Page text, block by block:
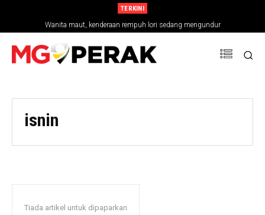
TERKINI
Wanita maut, kenderaan rempuh lori sedang mengundur
isnin
Tiada artikel untuk dipaparkan